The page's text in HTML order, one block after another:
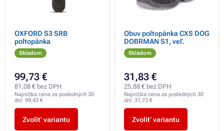
OXFORD S3 SRB
poltopánka
Skladom
99,73 €
81,08 € bez DPH
Najnižšia cena za posledných 30
dní: 99,43 €
Zvoliť variantu
Obuv poltopánka CXS DOG
DOBRMAN S1, veľ.
Skladom
31,83 €
25,88 € bez DPH
Najnižšia cena za posledných 30
dní: 31,73 €
Zvoliť variantu